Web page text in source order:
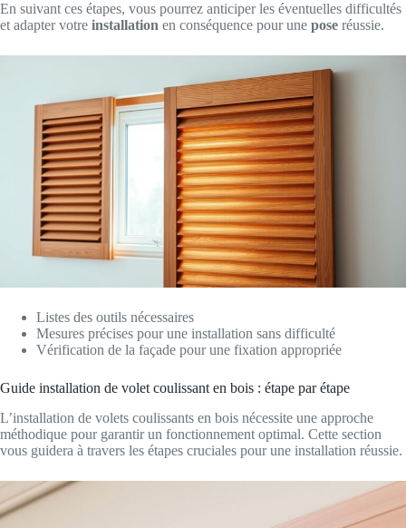
En suivant ces étapes, vous pourrez anticiper les éventuelles difficultés
et adapter votre installation en conséquence pour une pose réussie.
Listes des outils nécessaires
Mesures précises pour une installation sans difficulté
Vérification de la façade pour une fixation appropriée
Guide installation de volet coulissant en bois : étape par étape
L’installation de volets coulissants en bois nécessite une approche
méthodique pour garantir un fonctionnement optimal. Cette section
vous guidera à travers les étapes cruciales pour une installation réussie.